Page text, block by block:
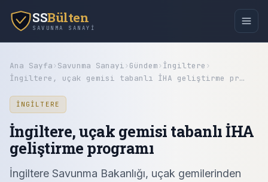
SSBülten
SAVUNMA SANAYI
Ana Sayfa› Savunma Sanayi› Gündem› İngiltere ›
İngiltere, uçak gemisi tabanlı İHA geliştirme pr…
İNGILTERE
İngiltere, uçak gemisi tabanlı İHA
geliştirme programı
İngiltere Savunma Bakanlığı, uçak gemilerinden